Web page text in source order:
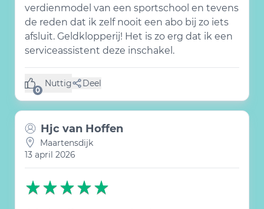
verdienmodel van een sportschool en tevens
de reden dat ik zelf nooit een abo bij zo iets
afsluit. Geldklopperij! Het is zo erg dat ik een
serviceassistent deze inschakel.
0
Nuttig
(0 like) Deel
Hjc van Hoffen
Maartensdijk
13 april 2026